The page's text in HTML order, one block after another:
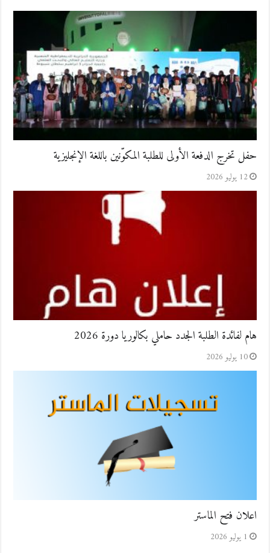
حفل تخرج الدفعة الأولى للطلبة المكوّنين باللغة الإنجليزية
12 يوليو 2026
هام لفائدة الطلبة الجدد حاملي بكالوريا دورة 2026
10 يوليو 2026
اعلان فتح الماستر
1 يوليو 2026